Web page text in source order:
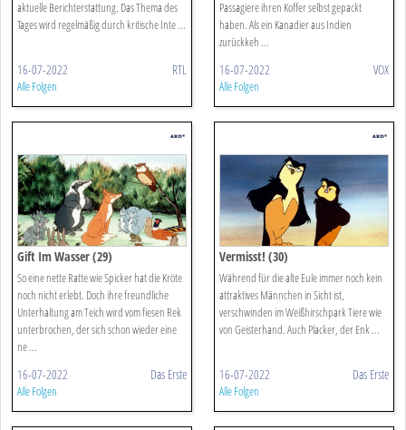
aktuelle Berichterstattung. Das Thema des
Tages wird regelmäßig durch kritische Inte ...
16-07-2022 RTL
Alle Folgen
Passagiere ihren Koffer selbst gepackt
haben. Als ein Kanadier aus Indien
zurückkeh ...
16-07-2022 VOX
Alle Folgen
Gift Im Wasser (29)
So eine nette Ratte wie Spicker hat die Kröte
noch nicht erlebt. Doch ihre freundliche
Unterhaltung am Teich wird vom fiesen Rek
unterbrochen, der sich schon wieder eine
ne ...
16-07-2022 Das Erste
Alle Folgen
Vermisst! (30)
Während für die alte Eule immer noch kein
attraktives Männchen in Sicht ist,
verschwinden im Weißhirschpark Tiere wie
von Geisterhand. Auch Placker, der Enk ...
16-07-2022 Das Erste
Alle Folgen